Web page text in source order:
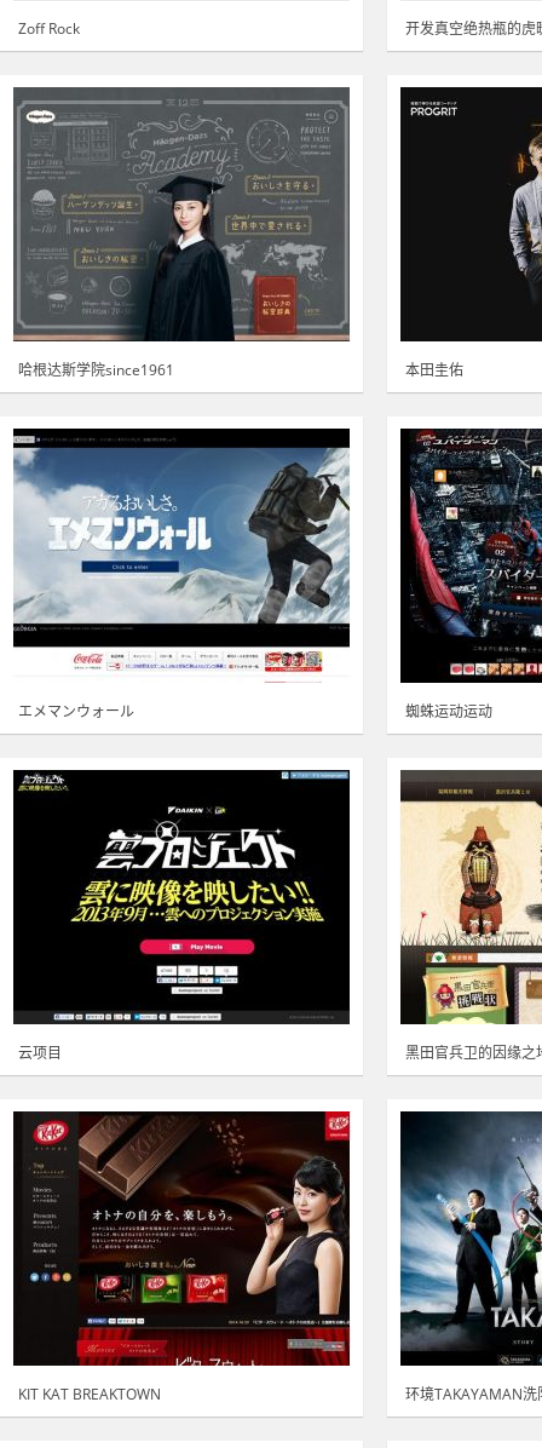
Zoff Rock 开发真空绝热瓶的
哈根达斯学院since1961 本田圭佑
エメマンウォール 蜘蛛运动运动
云项目 黑田官兵卫的因缘之
KIT KAT BREAKTOWN 环境TAKAYAMAN洗